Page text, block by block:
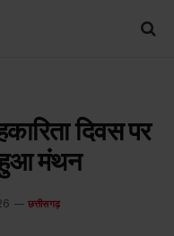
दिवस पर
हुआ मंथन
छत्तीसगढ़